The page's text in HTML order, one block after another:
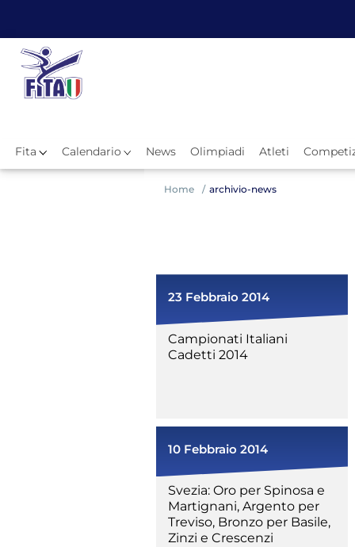
Fita Calendario News Olimpiadi Atleti
Home archivio-news
23 Febbraio 2014
Campionati Italiani
Cadetti 2014
10 Febbraio 2014
Svezia: Oro per Spinosa e
Martignani, Argento per
Treviso, Bronzo per Basile,
Zinzi e Crescenzi